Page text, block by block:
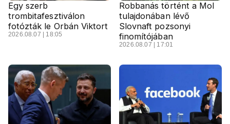
Egy szerb
trombitafesztiválon
fotózták le Orbán Viktort
2026.08.07 | 18:05
Robbanás történt a Mol
tulajdonában lévő
Slovnaft pozsonyi
finomítójában
2026.08.07 | 17:01